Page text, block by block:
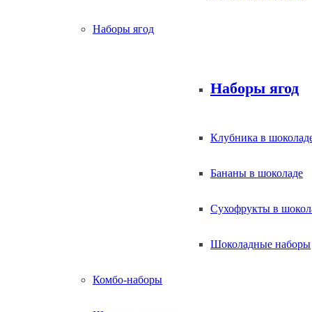
Наборы ягод
Наборы ягод
Клубника в
Бананы в шоколаде
Сухофрукты в
Шоколадные наборы
Комбо-наборы